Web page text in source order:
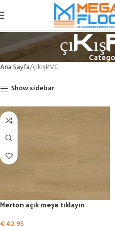
Ana Sayfa çıkışPVC
Show sidebar
Merton açık meşe tıklayın